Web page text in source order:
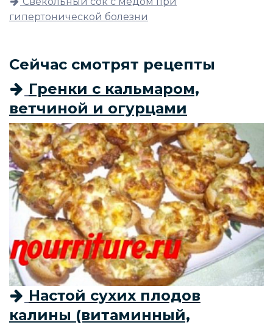
гипертонической болезни
Сейчас смотрят рецепты
Гренки с кальмаром,
ветчиной и огурцами
Настой сухих плодов
калины (витаминный,